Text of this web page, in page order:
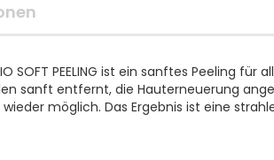
BIO SOFT PEELING ist ein sanftes Peeling
sanft entfernt, die Hauterneuerung
möglich. Das Ergebnis ist eine